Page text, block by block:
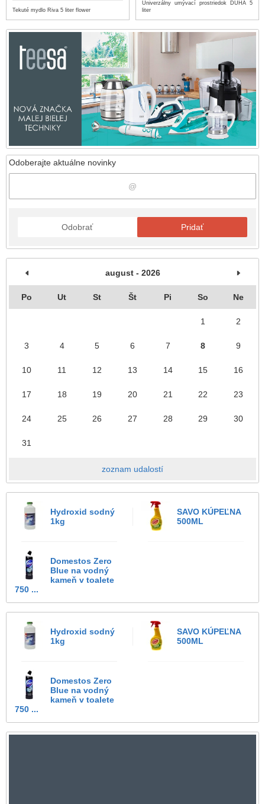
Odoberajte aktuálne novinky
Odobrať Pridať
august - 2026
Po Ut St Št Pi So Ne
1 2
3 4 5 6 7 8 9
10 11 12 13 14 15 16
17 18 19 20 21 22 23
24 25 26 27 28 29 30
31
zoznam udalostí
Hydroxid sodný
1kg
SAVO KÚPEĽNA
500ML
Domestos Zero
Blue na vodný
kameň v toalete
750 ...
Hydroxid sodný
1kg
SAVO KÚPEĽNA
500ML
Domestos Zero
Blue na vodný
kameň v toalete
750 ...
Tekuté mydlo Riva 5 liter flower
Univerzálny umývací prostriedok DUHA 5
liter